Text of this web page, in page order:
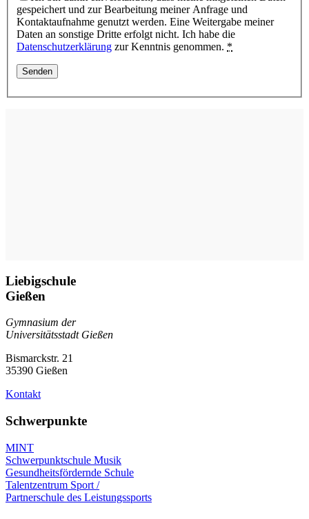
gespeichert und zur Bearbeitung meiner Anfrage und
Kontaktaufnahme genutzt werden. Eine Weitergabe meiner
Daten an sonstige Dritte erfolgt nicht. Ich habe die
Datenschutzerklärung zur Kenntnis genommen. *
Liebigschule
Gießen
Gymnasium der
Universitätsstadt Gießen
Bismarckstr. 21
35390 Gießen
Kontakt
Schwerpunkte
MINT
Schwerpunktschule Musik
Gesundheitsfördernde Schule
Talentzentrum Sport /
Partnerschule des Leistungssports